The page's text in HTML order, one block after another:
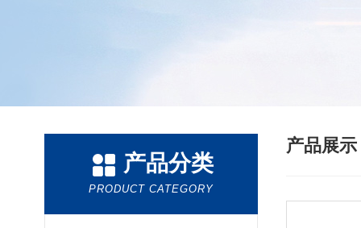
产品分类
PRODUCT CATEGORY
产品展示